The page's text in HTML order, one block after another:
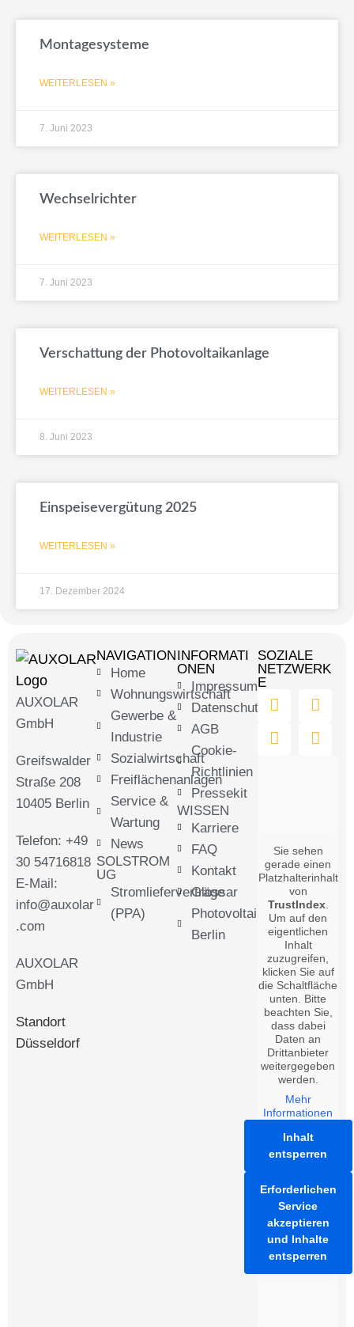
Montagesysteme
WEITERLESEN »
7. Juni 2023
Wechselrichter
WEITERLESEN »
7. Juni 2023
Verschattung der Photovoltaikanlage
WEITERLESEN »
8. Juni 2023
Einspeisevergütung 2025
WEITERLESEN »
17. Dezember 2024
AUXOLAR
GmbH
Greifswalder
Straße 208
10405 Berlin
Telefon: +49
30 54716818
E-Mail:
info@auxolar
.com
AUXOLAR
GmbH
Standort
Düsseldorf
NAVIGATION
Home
Wohnungswirtschaft
Gewerbe &
Industrie
Sozialwirtschaft
Freiflächenanlagen
Service &
Wartung
News
SOLSTROM
UG
Stromlieferverträge
(PPA)
INFORMATI
ONEN
Impressum
Datenschutz
AGB
Cookie-
Richtlinien
Pressekit
WISSEN
Karriere
FAQ
Kontakt
Glossar
Photovoltaik
Berlin
SOZIALE
NETZWERK
E
Sie sehen
gerade einen
Platzhalterinhalt
von
TrustIndex.
Um auf den
eigentlichen
Inhalt
zuzugreifen,
klicken Sie auf
die Schaltfläche
unten. Bitte
beachten Sie,
dass dabei
Daten an
Drittanbieter
weitergegeben
werden.
Mehr
Informationen
Inhalt
entsperren
Erforderlichen
Service
akzeptieren
und Inhalte
entsperren